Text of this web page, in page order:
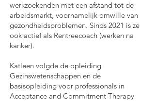
werkzoekenden met een afstand tot de
arbeidsmarkt, voornamelijk omwille van
gezondheidsproblemen. Sinds 2021 is ze
ook actief als Rentreecoach (werken na
kanker).
Katleen volgde de opleiding
Gezinswetenschappen en de
basisopleiding voor professionals in
Acceptance and Commitment Therapy